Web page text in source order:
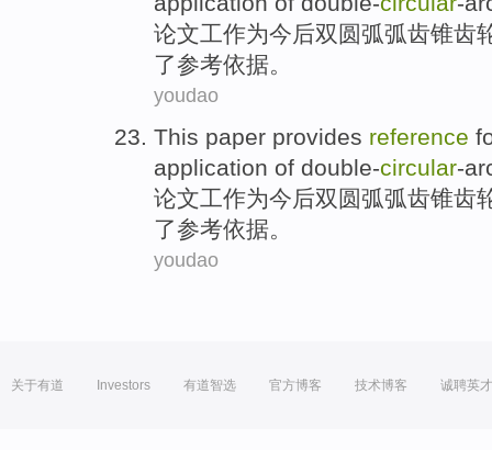
论文工作为今后双 圆弧弧齿锥齿
了参考依据。
youdao
This paper provides reference
application of double-circular-
论文工作为今后双圆弧弧齿锥齿
了参考依据。
youdao
关于有道 Investors 有道智选 官方博客 技术博客 诚聘英才